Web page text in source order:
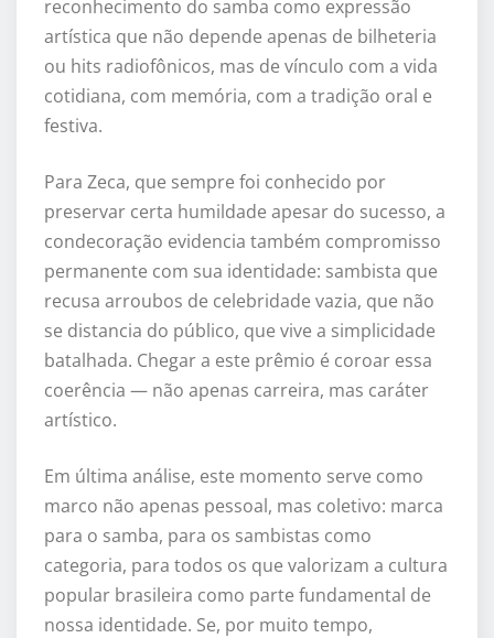
reconhecimento do samba como expressão
artística que não depende apenas de bilheteria
ou hits radiofônicos, mas de vínculo com a vida
cotidiana, com memória, com a tradição oral e
festiva.
Para Zeca, que sempre foi conhecido por
preservar certa humildade apesar do sucesso, a
condecoração evidencia também compromisso
permanente com sua identidade: sambista que
recusa arroubos de celebridade vazia, que não
se distancia do público, que vive a simplicidade
batalhada. Chegar a este prêmio é coroar essa
coerência — não apenas carreira, mas caráter
artístico.
Em última análise, este momento serve como
marco não apenas pessoal, mas coletivo: marca
para o samba, para os sambistas como
categoria, para todos os que valorizam a cultura
popular brasileira como parte fundamental de
nossa identidade. Se, por muito tempo,